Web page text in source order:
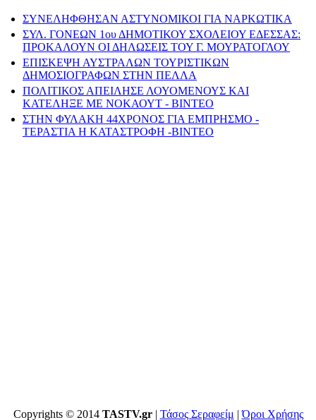
ΣΥΝΕΛΗΦΘΗΣΑΝ ΑΣΤΥΝΟΜΙΚΟΙ ΓΙΑ ΝΑΡΚΩΤΙΚΑ
ΣΥΛ. ΓΟΝΕΩΝ 1ου ΔΗΜΟΤΙΚΟΥ ΣΧΟΛΕΙΟΥ ΕΔΕΣΣΑΣ:
ΠΡΟΚΑΛΟΥΝ ΟΙ ΔΗΛΩΣΕΙΣ ΤΟΥ Γ. ΜΟΥΡΑΤΟΓΛΟΥ
ΕΠΙΣΚΕΨΗ ΑΥΣΤΡΑΛΩΝ ΤΟΥΡΙΣΤΙΚΩΝ
ΔΗΜΟΣΙΟΓΡΑΦΩΝ ΣΤΗΝ ΠΕΛΛΑ
ΠΟΛΙΤΙΚΟΣ ΑΠΕΙΛΗΣΕ ΛΟΥΟΜΕΝΟΥΣ ΚΑΙ
ΚΑΤΕΛΗΞΕ ΜΕ ΝΟΚΑΟΥΤ - ΒΙΝΤΕΟ
ΣΤΗΝ ΦΥΛΑΚΗ 44ΧΡΟΝΟΣ ΓΙΑ ΕΜΠΡΗΣΜΟ -
ΤΕΡΑΣΤΙΑ Η ΚΑΤΑΣΤΡΟΦΗ -ΒΙΝΤΕΟ
Copyrights © 2014 TASTV.gr| Τάσος Σεραφείμ |Όροι Χρήσης